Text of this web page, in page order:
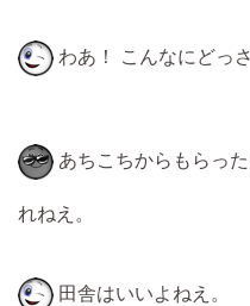
わあ！ こんなにどっ
あちこちからもらっ
れねえ。
田舎はいいよねえ。